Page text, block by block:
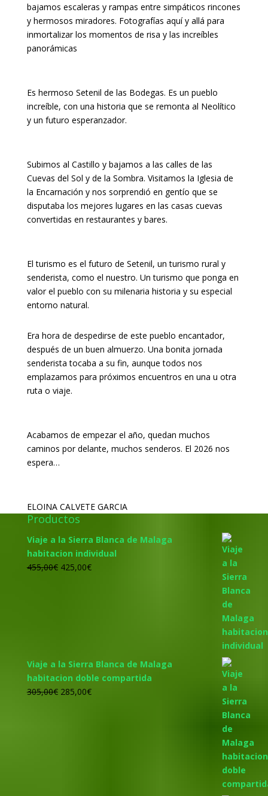
bajamos escaleras y rampas entre simpáticos rincones
y hermosos miradores. Fotografías aquí y allá para
inmortalizar los momentos de risa y las increíbles
panorámicas
Es hermoso Setenil de las Bodegas. Es un pueblo
increíble, con una historia que se remonta al Neolítico
y un futuro esperanzador.
Subimos al Castillo y bajamos a las calles de las
Cuevas del Sol y de la Sombra. Visitamos la Iglesia de
la Encarnación y nos sorprendió en gentío que se
disputaba los mejores lugares en las casas cuevas
convertidas en restaurantes y bares.
El turismo es el futuro de Setenil, un turismo rural y
senderista, como el nuestro. Un turismo que ponga en
valor el pueblo con su milenaria historia y su especial
entorno natural.
Era hora de despedirse de este pueblo encantador,
después de un buen almuerzo. Una bonita jornada
senderista tocaba a su fin, aunque todos nos
emplazamos para próximos encuentros en una u otra
ruta o viaje.
Acabamos de empezar el año, quedan muchos
caminos por delante, muchos senderos. El 2026 nos
espera…
ELOINA CALVETE GARCIA
Productos
Viaje a la Sierra Blanca de Malaga
habitacion individual
455,00€ El
425,00€El
Viaje a la Sierra Blanca de Malaga
habitacion doble compartida
305,00€ El
285,00€El